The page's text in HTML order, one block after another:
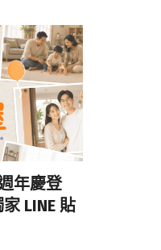
年慶登
LINE 貼